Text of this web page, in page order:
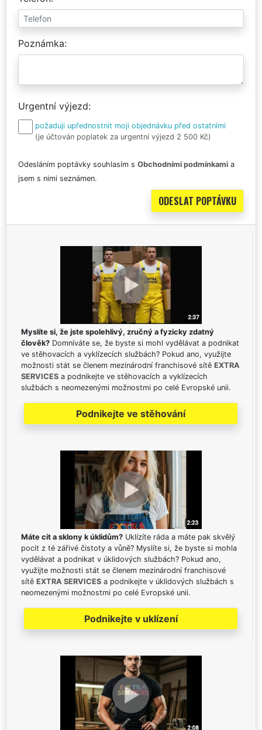
Poznámka
Urgentní výjezd
požaduji upřednostnit moji objednávku před ostatními
(je účtován poplatek za urgentní výjezd 2 500 Kč)
Odesláním poptávky souhlasím s Obchodními podmínkami a
jsem s nimi seznámen.
Myslíte si, že jste spolehlivý, zručný a fyzicky zdatný
člověk? Domníváte se, že byste si mohl vydělávat a podnikat
ve stěhovacích a vyklízecích službách? Pokud ano, využijte
možnosti stát se členem mezinárodní franchisové sítě EXTRA
SERVICES a podnikejte ve stěhovacích a vyklízecích
službách s neomezenými možnostmi po celé Evropské unii.
Podnikejte ve stěhování
Máte cit a sklony k úklidům? Uklízíte ráda a máte pak skvělý
pocit z té zářivé čistoty a vůně? Myslíte si, že byste si mohla
vydělávat a podnikat v úklidových službách? Pokud ano,
využijte možnosti stát se členem mezinárodní franchisové
sítě EXTRA SERVICES a podnikejte v úklidových službách s
neomezenými možnostmi po celé Evropské unii.
Podnikejte v uklízení